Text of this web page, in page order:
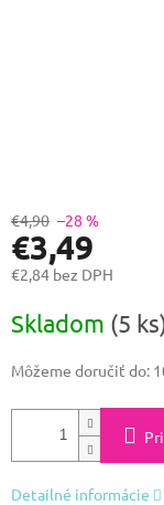
€4,90 –28 %
€3,49
€2,84 bez DPH
cena:
Skladom (5
Môžeme doručiť do:
Detailné informácie